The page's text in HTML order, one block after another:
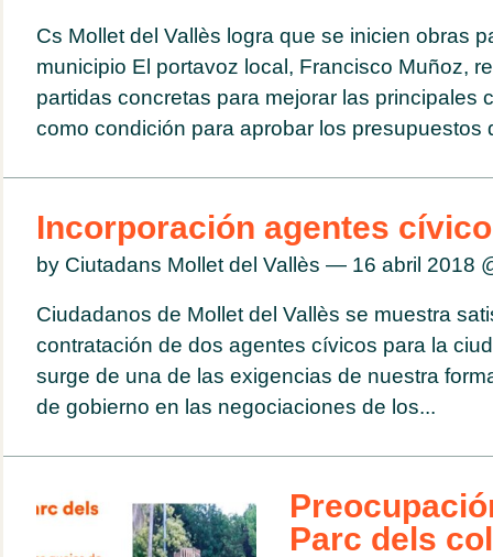
Cs Mollet del Vallès logra que se inicien obras
municipio El portavoz local, Francisco Muñoz,
partidas concretas para mejorar las principales
como condición para aprobar los presupuestos
Incorporación agentes
by Ciutadans Mollet del Vallès — 16 abril 2018
Ciudadanos de Mollet del Vallès se muestra
contratación de dos agentes cívicos para la
surge de una de las exigencias de nuestra
de gobierno en las negociaciones de los...
Parc dels